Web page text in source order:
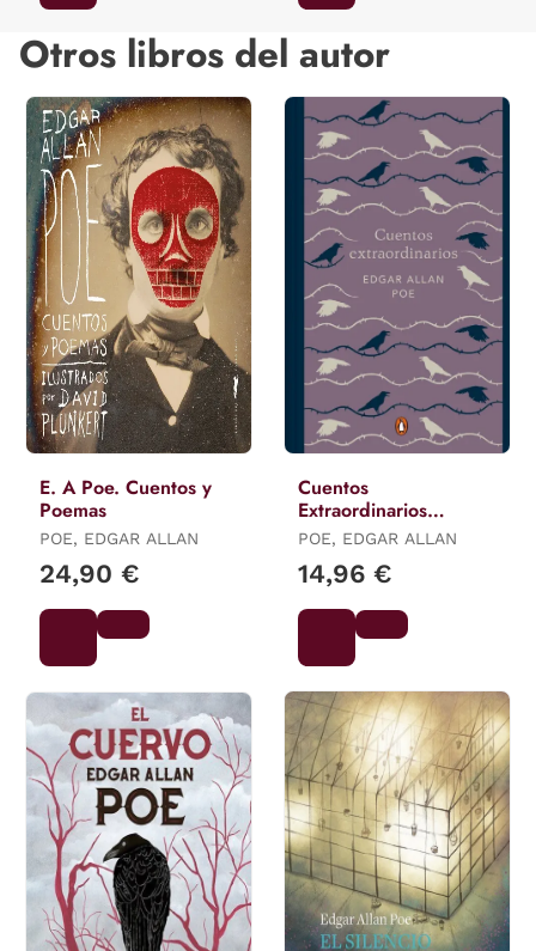
Otros libros del autor
E. A Poe. Cuentos y
Poemas
POE, EDGAR ALLAN
24,90 €
Cuentos
Extraordinarios
(Edición
Conmemorativa)
POE, EDGAR ALLAN
14,96 €